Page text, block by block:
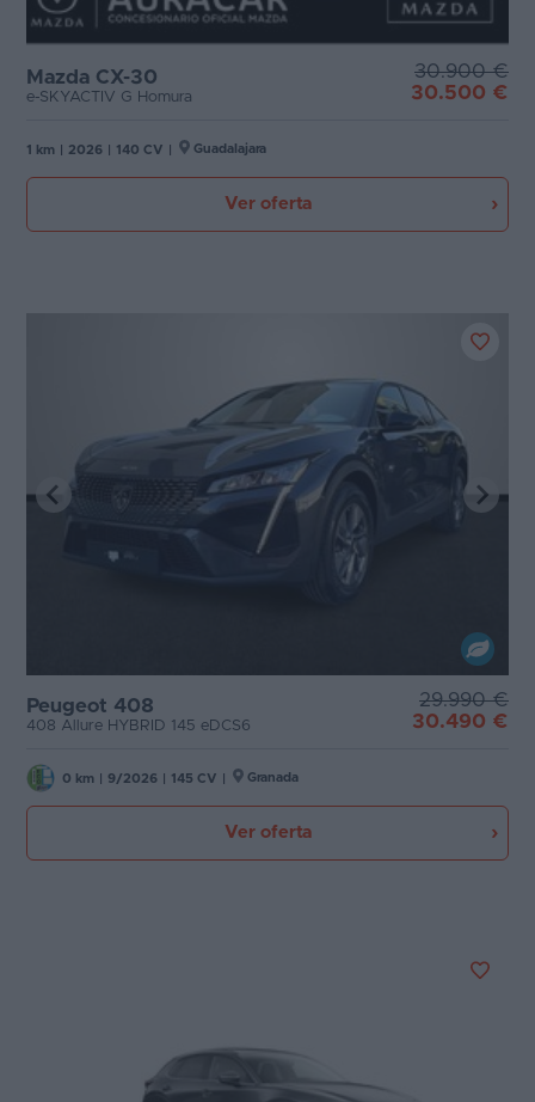
Mazda CX-30
e-SKYACTIV G Homura
30.900 €
30.500 €
1 km 2026 140 CV Guadalajara
Ver oferta
Peugeot 408
408 Allure HYBRID 145 eDCS6
29.990 €
30.490 €
0 km 9/2026 145 CV Granada
Ver oferta